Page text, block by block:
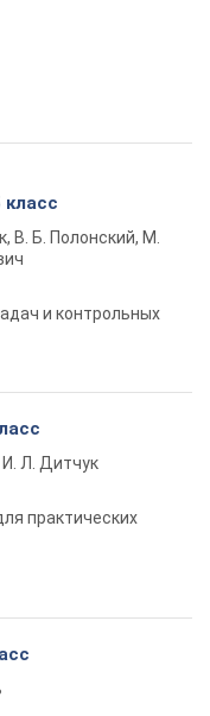
В. Б. Полонский, М.
и контрольных
Л. Дитчук
практических